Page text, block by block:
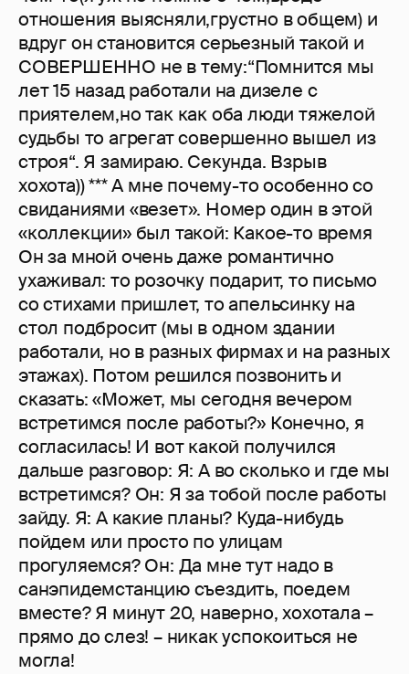
отношения выясняли,грустно в общем) и
вдруг он становится серьезный такой и
СОВЕРШЕННО не в тему:“Помнится мы
лет 15 назад работали на дизеле с
приятелем,но так как оба люди тяжелой
судьбы то агрегат совершенно вышел из
строя“. Я замираю. Секунда. Взрыв
хохота)) *** А мне почему-то особенно со
свиданиями «везет». Номер один в этой
«коллекции» был такой: Какое-то время
Он за мной очень даже романтично
ухаживал: то розочку подарит, то письмо
со стихами пришлет, то апельсинку на
стол подбросит (мы в одном здании
работали, но в разных фирмах и на разных
этажах). Потом решился позвонить и
сказать: «Может, мы сегодня вечером
встретимся после работы?» Конечно, я
согласилась! И вот какой получился
дальше разговор: Я: А во сколько и где мы
встретимся? Он: Я за тобой после работы
зайду. Я: А какие планы? Куда-нибудь
пойдем или просто по улицам
прогуляемся? Он: Да мне тут надо в
санэпидемстанцию съездить, поедем
вместе? Я минут 20, наверно, хохотала –
прямо до слез! – никак успокоиться не
могла!